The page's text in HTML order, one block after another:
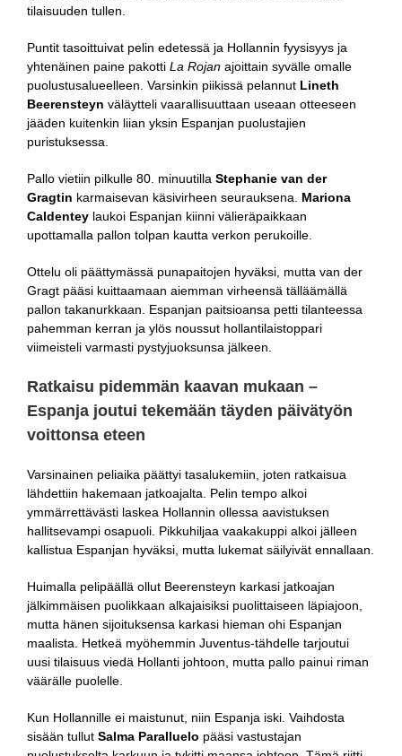
tilaisuuden tullen.
Puntit tasoittuivat pelin edetessä ja Hollannin fyysisyys ja
yhtenäinen paine pakotti La Rojan ajoittain syvälle omalle
puolustusalueelleen. Varsinkin piikissä pelannut Lineth
Beerensteyn väläytteli vaarallisuuttaan useaan otteeseen
jääden kuitenkin liian yksin Espanjan puolustajien
puristuksessa.
Pallo vietiin pilkulle 80. minuutilla Stephanie van der
Gragtin karmaisevan käsivirheen seurauksena. Mariona
Caldentey laukoi Espanjan kiinni välieräpaikkaan
upottamalla pallon tolpan kautta verkon perukoille.
Ottelu oli päättymässä punapaitojen hyväksi, mutta van der
Gragt pääsi kuittaamaan aiemman virheensä tälläämällä
pallon takanurkkaan. Espanjan paitsioansa petti tilanteessa
pahemman kerran ja ylös noussut hollantilaistoppari
viimeisteli varmasti pystyjuoksunsa jälkeen.
Ratkaisu pidemmän kaavan mukaan –
Espanja joutui tekemään täyden päivätyön
voittonsa eteen
Varsinainen peliaika päättyi tasalukemiin, joten ratkaisua
lähdettiin hakemaan jatkoajalta. Pelin tempo alkoi
ymmärrettävästi laskea Hollannin ollessa aavistuksen
hallitsevampi osapuoli. Pikkuhiljaa vaakakuppi alkoi jälleen
kallistua Espanjan hyväksi, mutta lukemat säilyivät ennallaan.
Huimalla pelipäällä ollut Beerensteyn karkasi jatkoajan
jälkimmäisen puolikkaan alkajaisiksi puolittaiseen läpiajoon,
mutta hänen sijoituksensa karkasi hieman ohi Espanjan
maalista. Hetkeä myöhemmin Juventus-tähdelle tarjoutui
uusi tilaisuus viedä Hollanti johtoon, mutta pallo painui riman
väärälle puolelle.
Kun Hollannille ei maistunut, niin Espanja iski. Vaihdosta
sisään tullut Salma Paralluelo pääsi vastustajan